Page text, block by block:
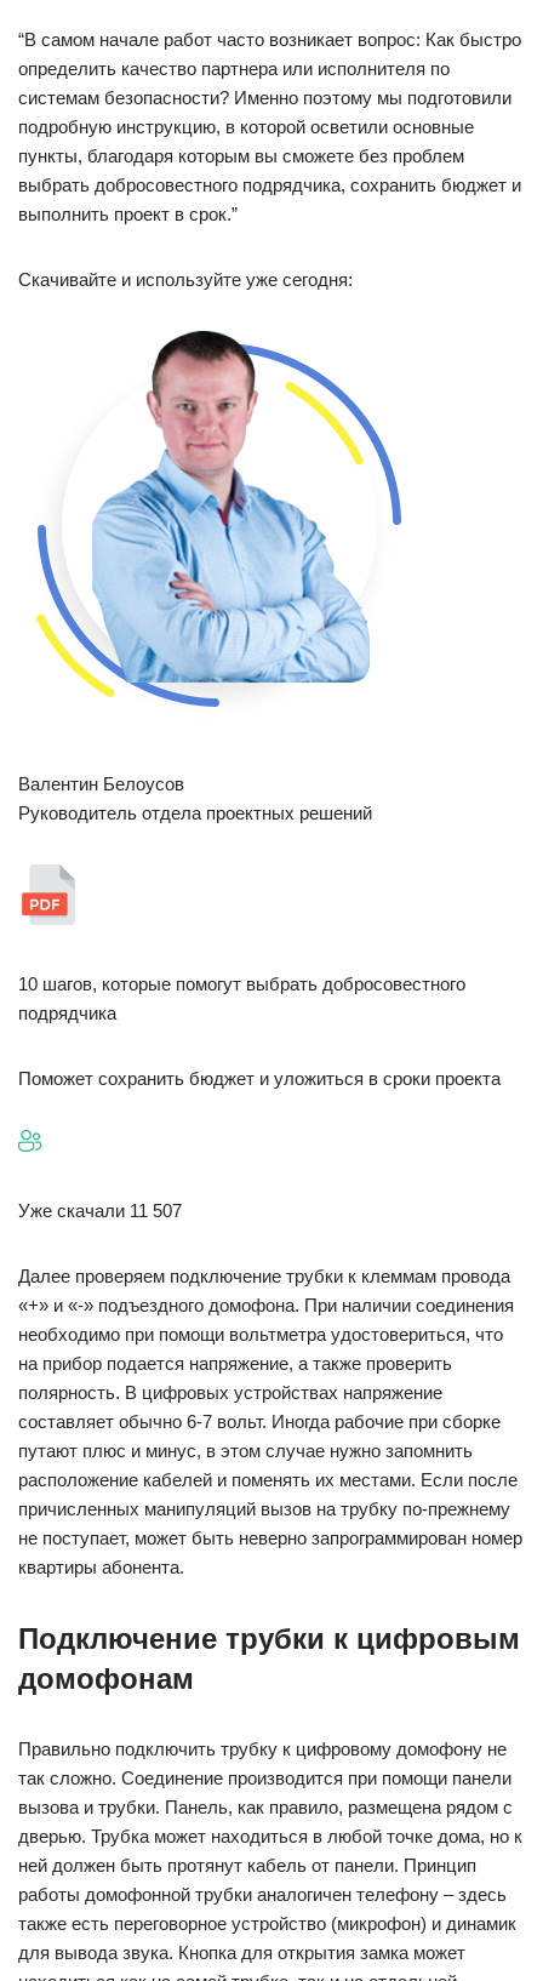
“В самом начале работ часто возникает вопрос: Как быстро
определить качество партнера или исполнителя по
системам безопасности? Именно поэтому мы подготовили
подробную инструкцию, в которой осветили основные
пункты, благодаря которым вы сможете без проблем
выбрать добросовестного подрядчика, сохранить бюджет и
выполнить проект в срок.”
Скачивайте и используйте уже сегодня:
Валентин Белоусов
Руководитель отдела проектных решений
10 шагов, которые помогут выбрать добросовестного
подрядчика
Поможет сохранить бюджет и уложиться в сроки проекта
Уже скачали 11 507
Далее проверяем подключение трубки к клеммам провода
«+» и «-» подъездного домофона. При наличии соединения
необходимо при помощи вольтметра удостовериться, что
на прибор подается напряжение, а также проверить
полярность. В цифровых устройствах напряжение
составляет обычно 6-7 вольт. Иногда рабочие при сборке
путают плюс и минус, в этом случае нужно запомнить
расположение кабелей и поменять их местами. Если после
причисленных манипуляций вызов на трубку по-прежнему
не поступает, может быть неверно запрограммирован номер
квартиры абонента.
Подключение трубки к цифровым
домофонам
Правильно подключить трубку к цифровому домофону не
так сложно. Соединение производится при помощи панели
вызова и трубки. Панель, как правило, размещена рядом с
дверью. Трубка может находиться в любой точке дома, но к
ней должен быть протянут кабель от панели. Принцип
работы домофонной трубки аналогичен телефону – здесь
также есть переговорное устройство (микрофон) и динамик
для вывода звука. Кнопка для открытия замка может